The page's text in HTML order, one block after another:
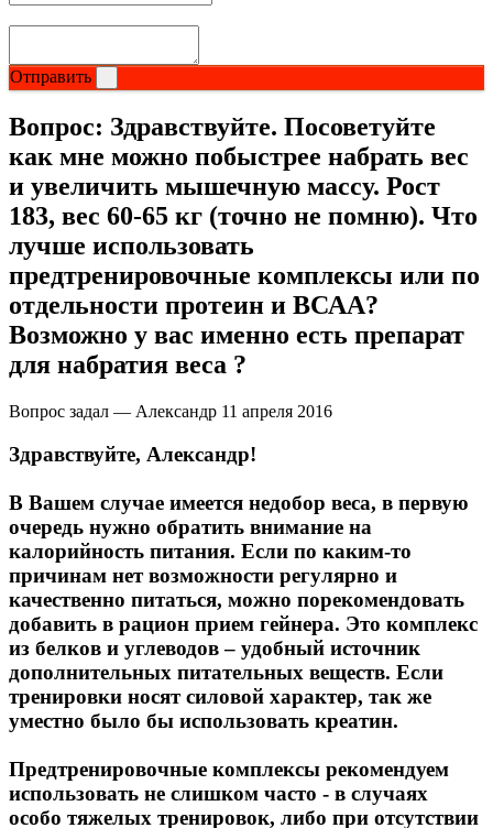
Отправить
Вопрос: Здравствуйте. Посоветуйте
как мне можно побыстрее набрать вес
и увеличить мышечную массу. Рост
183, вес 60-65 кг (точно не помню). Что
лучше использовать
предтренировочные комплексы или по
отдельности протеин и ВСАА?
Возможно у вас именно есть препарат
для набратия веса ?
Вопрос задал — Александр 11 апреля 2016
Здравствуйте, Александр!
В Вашем случае имеется недобор веса, в первую
очередь нужно обратить внимание на
калорийность питания. Если по каким-то
причинам нет возможности регулярно и
качественно питаться, можно порекомендовать
добавить в рацион прием гейнера. Это комплекс
из белков и углеводов – удобный источник
дополнительных питательных веществ. Если
тренировки носят силовой характер, так же
уместно было бы использовать креатин.
Предтренировочные комплексы рекомендуем
использовать не слишком часто - в случаях
особо тяжелых тренировок, либо при отсутствии